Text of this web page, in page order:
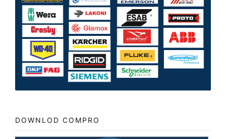
DOWNLOD COMPRO